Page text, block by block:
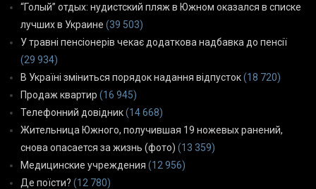
“Голый” отдых: нудистский пляж в Южном оказался в списке
лучших в Украине (39 503)
У травні пенсіонерів чекає додаткова надбавка до пенсії
(29 934)
В Україні зміниться порядок надання відпусток(18 720)
Продаж квартир (16 945)
Телефонний довідник(14 668)
Жительница Южного, получившая 19 ножевых ранений,
снова опасается за жизнь (фото) (13 359)
Медицинские учреждения (12 956)
Де поїсти? (12 780)